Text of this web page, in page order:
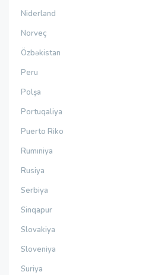
Niderland
Norveç
Özbəkistan
Peru
Polşa
Portuqaliya
Puerto Riko
Rumıniya
Rusiya
Serbiya
Sinqapur
Slovakiya
Sloveniya
Suriya